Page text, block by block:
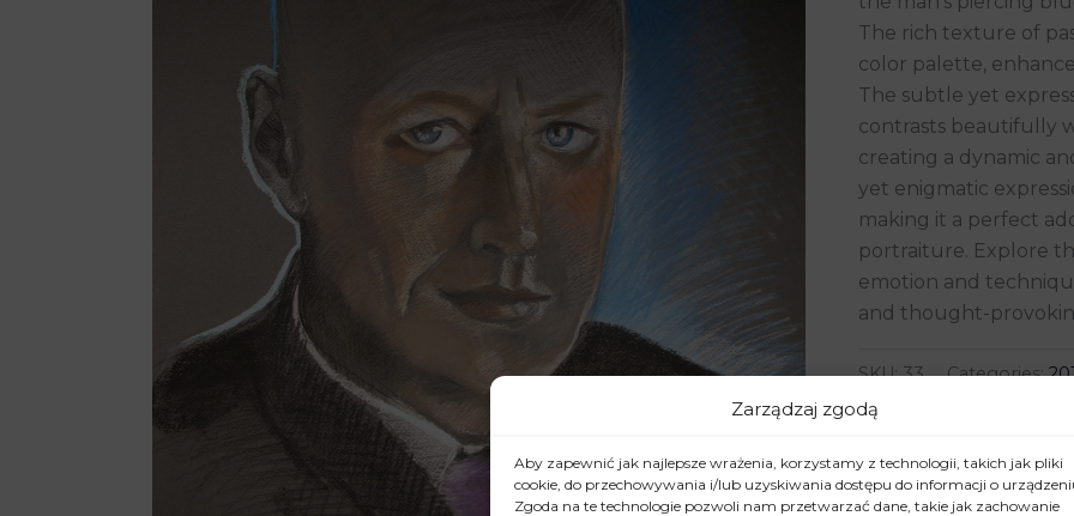
Zarządzaj zgodą
Aby zapewnić jak najlepsze wrażenia, korzystamy z technologii, takich jak pliki
cookie, do przechowywania i/lub uzyskiwania dostępu do informacji o
Zgoda na te technologie pozwoli nam przetwarzać dane, takie jak zachowanie
The rich texture of
color palette,
The subtle yet
contrasts beautifully
creating a dynamic
yet enigmatic
making it a perfect
portraiture. Explore
emotion and
and thought-
SKU:33 Categories: